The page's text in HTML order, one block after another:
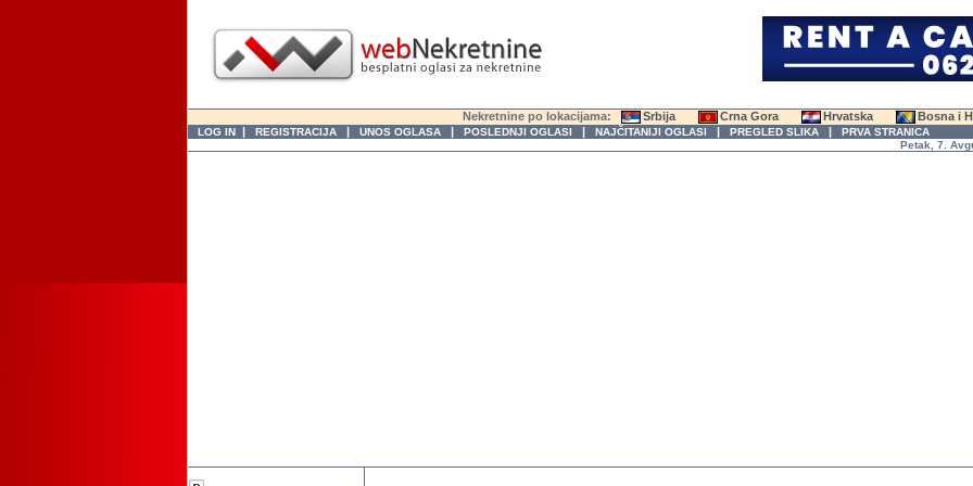
Nekretnine po lokacijama: Srbija Crna Gora Hrvatska Bosna i
LOG IN | REGISTRACIJA | UNOS OGLASA | POSLEDNJI OGLASI | NAJČITANIJI OGLASI | PREGLED SLIKA | PRVA STRANICA
Petak, 7. Avgust